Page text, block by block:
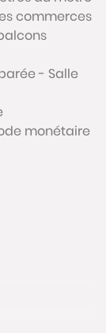
commerces
- Salle
monétaire
d'identité
ce bien est